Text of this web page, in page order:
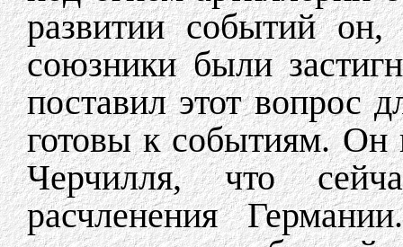
развитии событий
союзники были
поставил этот вопрос
готовы к событиям. Он
Черчилля, что
расчленения